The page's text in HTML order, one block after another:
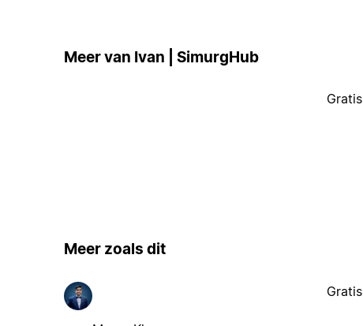
Meer van Ivan | SimurgHub
Gratis
Meer zoals dit
Gratis